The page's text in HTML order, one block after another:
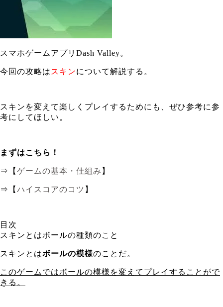
スマホゲームアプリDash Valley。
今回の攻略は スキンについて解説する。
スキンを変えて楽しくプレイするためにも、ぜひ参考に参
考にしてほしい。
まずはこちら！
⇒【 ゲームの基本・仕組み 】
⇒【 ハイスコアのコツ 】
目次
スキンとはボールの種類のこと
スキンとはボールの模様のことだ。
このゲームではボールの模様を変えてプレイすることがで
きる。